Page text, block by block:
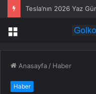
Menü
Anasayfa / Haber
Haber